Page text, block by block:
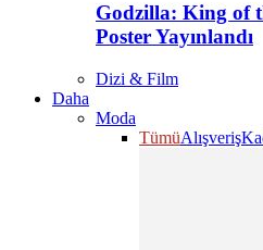
Godzilla: King of
Poster Yayınlandı
Dizi & Film
Daha
Moda
TümüAlışveriş